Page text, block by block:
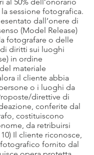
sessione fotografica.
dall’onere di
(Model Release)
fotografare o delle
diritti sui luoghi
in ordine
materiale
il cliente abbia
o i luoghi da
direttive di
conferite dal
costituiscono
da retribuirsi
Il cliente riconosce,
fornito dal